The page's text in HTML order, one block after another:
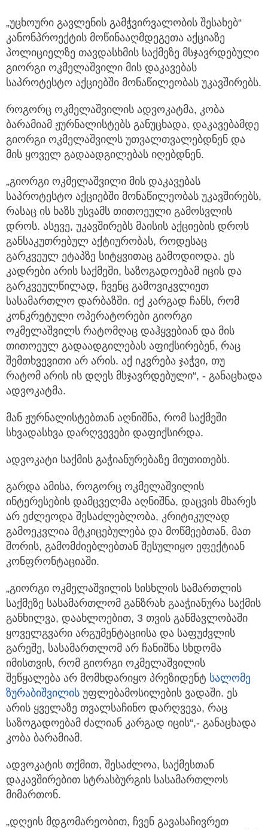
„უცხოური გავლენის გამჭვირვალობის შესახებ“
კანონპროექტის მოწინააღმდეგეთა აქციაზე
პოლიციელზე თავდასხმის საქმეზე მსჯავრდებული
გიორგი ოკმელაშვილი მის დაკავებას
საპროტესტო აქციებში მონაწილეობას უკავშირებს.
როგორც ოკმელაშვილის ადვოკატმა, კობა
ბარამიამ ჟურნალისტებს განუცხადა, დაკავებამდე
გიორგი ოკმელაშვილს უთვალთვალებდნენ და
მის ყოველ გადაადგილებას იღებდნენ.
„გიორგი ოკმელაშვილი მის დაკავებას
საპროტესტო აქციებში მონაწილეობას უკავშირებს,
რასაც ის ხაზს უსვამს თითოეული გამოსვლის
დროს. ასევე, უკავშირებს მაისის აქციების დროს
განსაკუთრებულ აქტიურობას, როდესაც
გარკვეულ ეტაპზე სიტყვითაც გამოდიოდა. ეს
კადრები არის საქმეში, საზოგადოებამ იცის და
გარკვეულწილად, ჩვენც გამოვიკვლიეთ
სასამართლო დარბაზში. იქ კარგად ჩანს, რომ
კონკრეტული ოპერატორები გიორგი
ოკმელაშვილს რატომღაც დაჰყვებიან და მის
თითოეულ გადაადგილებას აფიქსირებენ, რაც
შემთხვევითი არ არის. აქ იკვრება ჯაჭვი, თუ
რატომ არის ის დღეს მსჯავრდებული“, - განაცხადა
ადვოკატმა.
მან ჟურნალისტებთან აღნიშნა, რომ საქმეში
სხვადასხვა დარღვევები დაფიქსირდა.
ადვოკატი საქმის გაჭიანურებაზე მიუთითებს.
გარდა ამისა, როგორც ოკმელაშვილის
ინტერესების დამცველმა აღნიშნა, დაცვის მხარეს
არ ეძლეოდა შესაძლებლობა, კრიტიკულად
გამოეკვლია მტკიცებულება და მოწმეებთან, მათ
შორის, გამომძიებლებთან შესულიყო ეფექტიან
კონფრონტაციაში.
„გიორგი ოკმელაშვილის სისხლის სამართლის
საქმეზე სასამართლომ განზრახ გააჭიანურა საქმის
განხილვა, დაახლოებით, 3 თვის განმავლობაში
ყოველგვარი არგუმენტაციისა და საფუძვლის
გარეშე, სასამართლომ არ ჩანიშნა სხდომა
იმისთვის, რომ გიორგი ოკმელაშვილის
შეწყალება არ მომხდარიყო პრეზიდენტ სალომე
ზურაბიშვილის უფლებამოსილების ვადაში. ეს
არის ყველაზე თვალსაჩინო დარღვევა, რაც
საზოგადოებამ ძალიან კარგად იცის“,- განაცხადა
კობა ბარამიამ.
ადვოკატის თქმით, შესაძლოა, საქმესთან
დაკავშირებით სტრასბურგის სასამართლოს
მიმართონ.
„დღეის მდგომარეობით, ჩვენ გავასაჩივრეთ